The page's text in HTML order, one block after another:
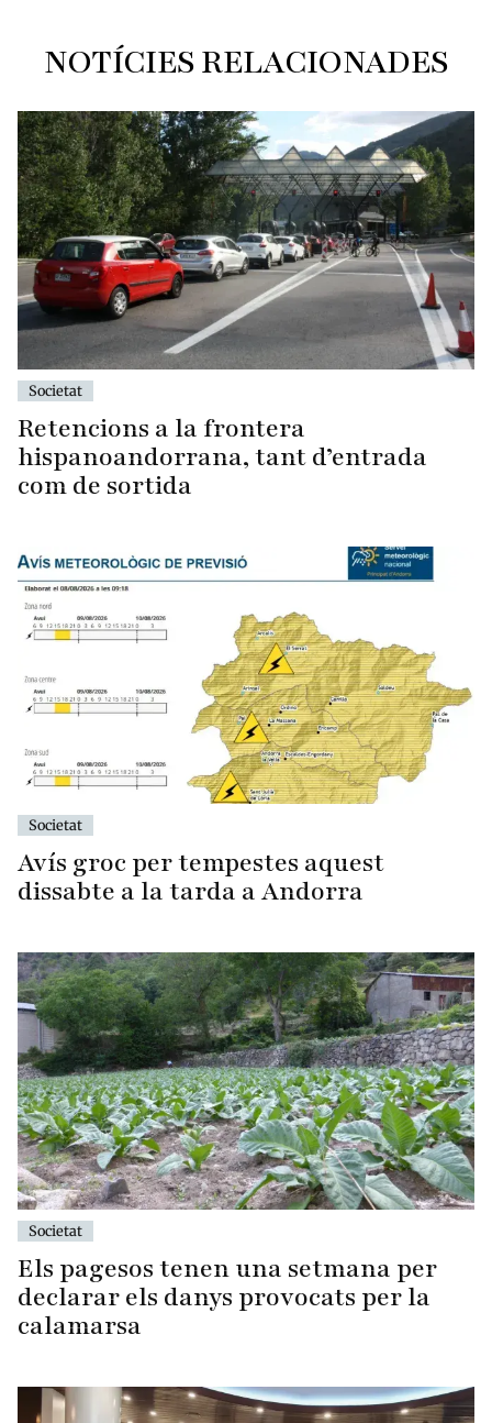
NOTÍCIES RELACIONADES
Societat
Retencions a la frontera
hispanoandorrana, tant d’entrada
com de sortida
Societat
Avís groc per tempestes aquest
dissabte a la tarda a Andorra
Societat
Els pagesos tenen una setmana per
declarar els danys provocats per la
calamarsa